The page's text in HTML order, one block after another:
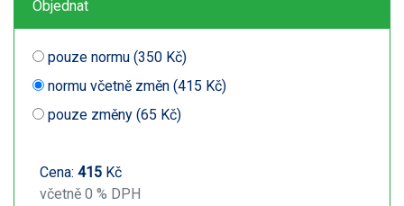
Objednat
pouze normu (350 Kč)
normu včetně změn (415 Kč)
pouze změny (65 Kč)
Cena: 415 Kč
včetně 0 % DPH